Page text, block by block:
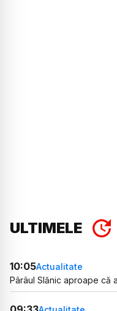
ULTIMELE
10:05Actualitate
Pârâul Slănic aproape că